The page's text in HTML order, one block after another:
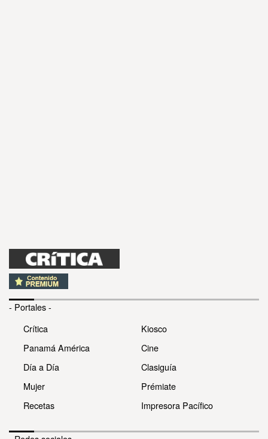
- Portales -
Crítica
Panamá América
Día a Día
Mujer
Recetas
Kiosco
Cine
Clasiguía
Prémiate
Impresora Pacífico